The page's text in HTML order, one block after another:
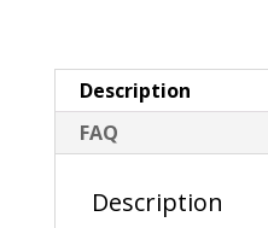
饭
食
Booklet
Description
FAQ
Description